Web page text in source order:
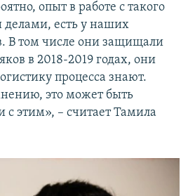
опыт в работе с такого
делами, есть у наших
В том числе они защищали
в 2018-2019 годах, они
процесса знают.
это может быть
с этим»‎, – считает Тамила